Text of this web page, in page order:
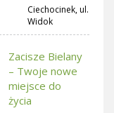
Ciechocinek, ul.
Widok
Zacisze Bielany
– Twoje nowe
miejsce do
życia